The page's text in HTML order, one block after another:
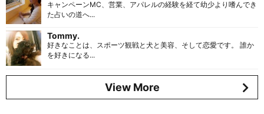
キャンペーンMC、営業、アパレルの経験を経て幼少より嗜んでき
た占いの道へ...
Tommy.
好きなことは、スポーツ観戦と犬と美容、そして恋愛です。 誰か
を好きになる...
View More